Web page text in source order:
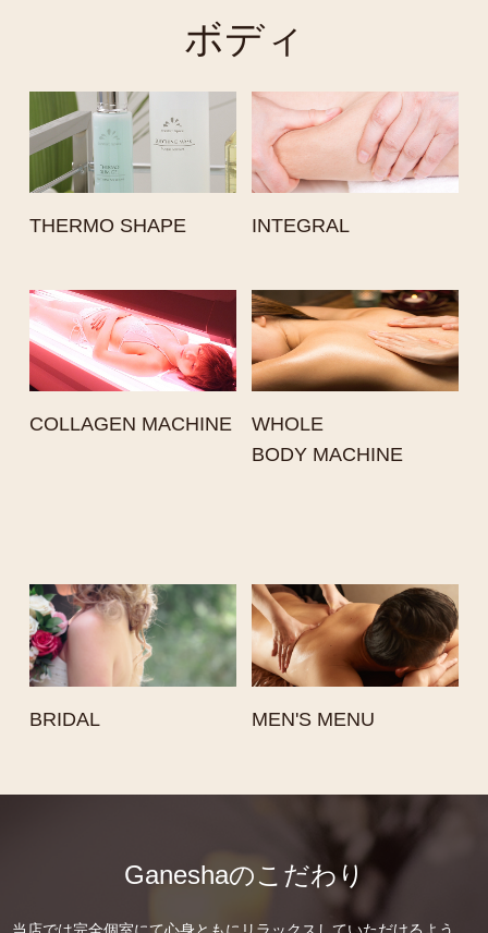
ボディ
THERMO SHAPE INTEGRAL
COLLAGEN MACHINE
WHOLE
BODY MACHINE
BRIDAL MEN'S MENU
Ganeshaのこだわり
当店では完全個室にて心身ともにリラックスしていただけるよう、